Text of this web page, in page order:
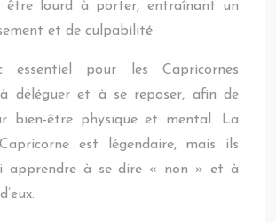
être lourd à porter, entraînant un
et de culpabilité.
essentiel pour les Capricornes
à déléguer et à se reposer, afin de
bien-être physique et mental. La
est légendaire, mais ils
apprendre à se dire « non » et à